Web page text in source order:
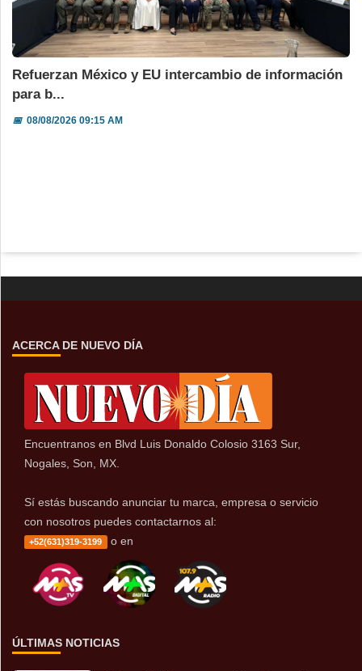
Refuerzan México y EU intercambio de información
para b...
📅08/08/2026 09:15 AM
ACERCA DE NUEVO DÍA
Encuentranos en Blvd Luis Donaldo Colosio 3163 Sur,
Nogales, Son, MX.
Sí estás buscando anunciar tu marca, empresa o servicio
con nosotros puedes contactarnos al:
+52(631)319-3199 o en
ÚLTIMAS NOTICIAS